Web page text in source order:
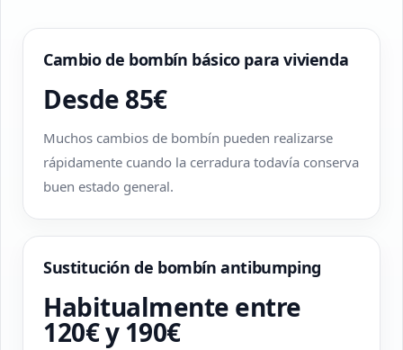
Cambio de bombín básico para vivienda
Desde 85€
Muchos cambios de bombín pueden realizarse
rápidamente cuando la cerradura todavía conserva
buen estado general.
Sustitución de bombín antibumping
Habitualmente entre
120€ y 190€